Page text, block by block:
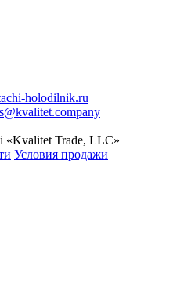
holodilnik.ru
«Kvalitet Trade, LLC»
Условия продажи